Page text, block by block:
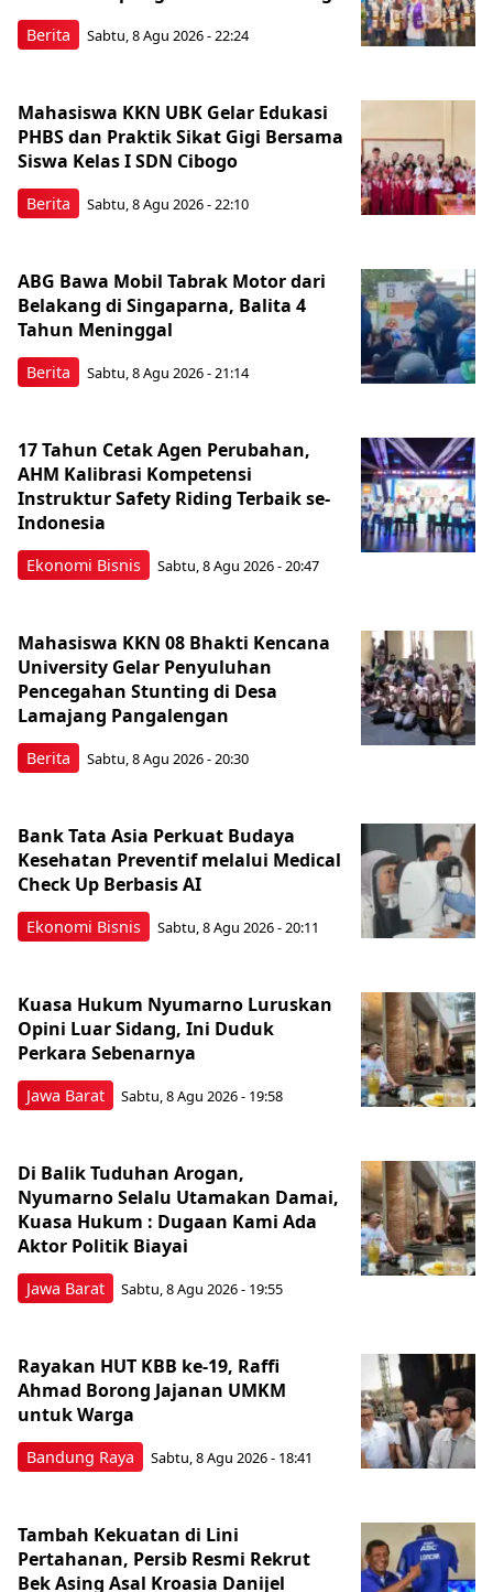
Berita Sabtu, 8 Agu 2026 - 22:24
Berita
Mahasiswa KKN UBK Gelar Edukasi
PHBS dan Praktik Sikat Gigi Bersama
Siswa Kelas I SDN Cibogo
Sabtu, 8 Agu 2026 - 22:10
Berita
ABG Bawa Mobil Tabrak Motor dari
Belakang di Singaparna, Balita 4
Tahun Meninggal
Sabtu, 8 Agu 2026 - 21:14
Ekonomi Bisnis
17 Tahun Cetak Agen Perubahan,
AHM Kalibrasi Kompetensi
Instruktur Safety Riding Terbaik se-
Indonesia
Sabtu, 8 Agu 2026 - 20:47
Berita
Mahasiswa KKN 08 Bhakti Kencana
University Gelar Penyuluhan
Pencegahan Stunting di Desa
Lamajang Pangalengan
Sabtu, 8 Agu 2026 - 20:30
Ekonomi Bisnis
Bank Tata Asia Perkuat Budaya
Kesehatan Preventif melalui Medical
Check Up Berbasis AI
Sabtu, 8 Agu 2026 - 20:11
Jawa Barat
Kuasa Hukum Nyumarno Luruskan
Opini Luar Sidang, Ini Duduk
Perkara Sebenarnya ​
Sabtu, 8 Agu 2026 - 19:58
Jawa Barat
Di Balik Tuduhan Arogan,
Nyumarno Selalu Utamakan Damai,
Kuasa Hukum : Dugaan Kami Ada
Aktor Politik Biayai
Sabtu, 8 Agu 2026 - 19:55
Bandung Raya
Rayakan HUT KBB ke-19, Raffi
Ahmad Borong Jajanan UMKM
untuk Warga
Sabtu, 8 Agu 2026 - 18:41
Tambah Kekuatan di Lini
Pertahanan, Persib Resmi Rekrut
Bek Asing Asal Kroasia Danijel